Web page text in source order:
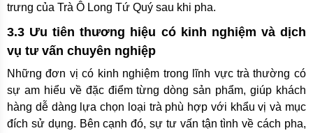
trưng của Trà Ô Long Tứ Quý sau khi pha.
3.3 Ưu tiên thương hiệu có kinh nghiệm và dịch
vụ tư vấn chuyên nghiệp
Những đơn vị có kinh nghiệm trong lĩnh vực trà thường có
sự am hiểu về đặc điểm từng dòng sản phẩm, giúp khách
hàng dễ dàng lựa chọn loại trà phù hợp với khẩu vị và mục
đích sử dụng. Bên cạnh đó, sự tư vấn tận tình về cách pha,